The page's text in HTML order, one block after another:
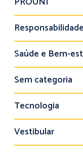
Saúde e Bem-
Sem categoria
Tecnologia
Vestibular